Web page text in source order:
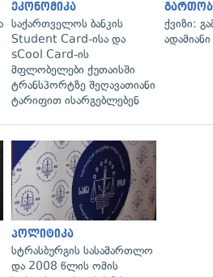
ეკონომიკა
საქართველოს ბანკის
Student Card-ისა და
sCool Card-ის
მფლობელები ქუთაისში
ტრანსპორტზე შეღავათიანი
ტარიფით ისარგებლებენ
ქვიზი:
პოლიტიკა
სტრასბურგის სასამართლო
და 2008 წლის ომის